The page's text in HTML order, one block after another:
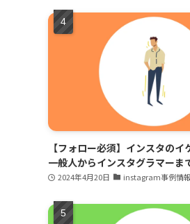
【フォロー必須】インスタのイ
一般人からインスタグラマーま
2024年4月20日 instagram事例情報